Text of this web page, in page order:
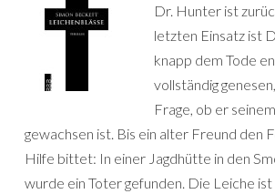
Dr. Hunter ist
letzten Einsatz ist
knapp dem Tode
vollständig
Frage, ob er
gewachsen ist. Bis ein alter Freund den
Hilfe bittet: In einer Jagdhütte in den
wurde ein Toter gefunden. Die Leiche ist